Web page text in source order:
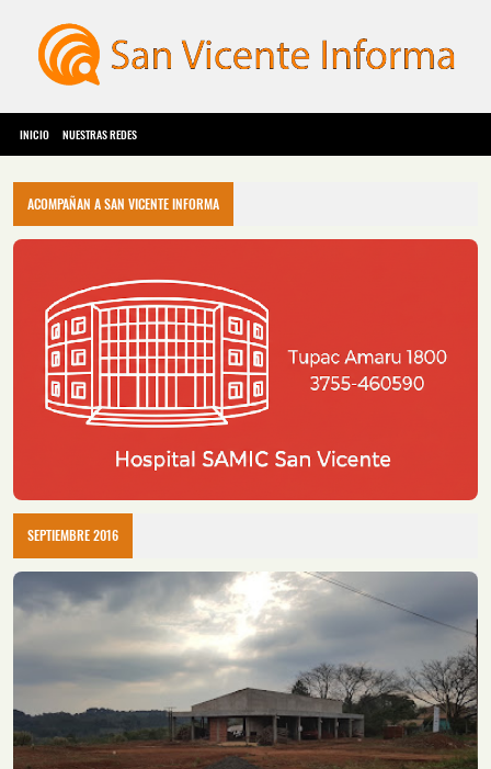
INICIO NUESTRAS REDES
ACOMPAÑAN A SAN VICENTE INFORMA
SEPTIEMBRE 2016